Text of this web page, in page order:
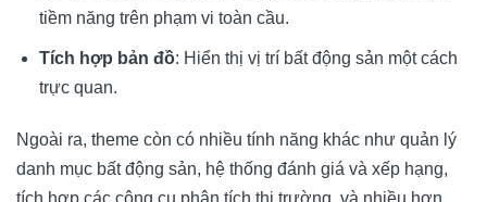
tiềm năng trên phạm vi toàn cầu.
Tích hợp bản đồ: Hiển thị vị trí bất động sản một cách
trực quan.
Ngoài ra, theme còn có nhiều tính năng khác như quản lý
danh mục bất động sản, hệ thống đánh giá và xếp hạng,
tích hợp các công cụ phân tích thị trường, và nhiều hơn